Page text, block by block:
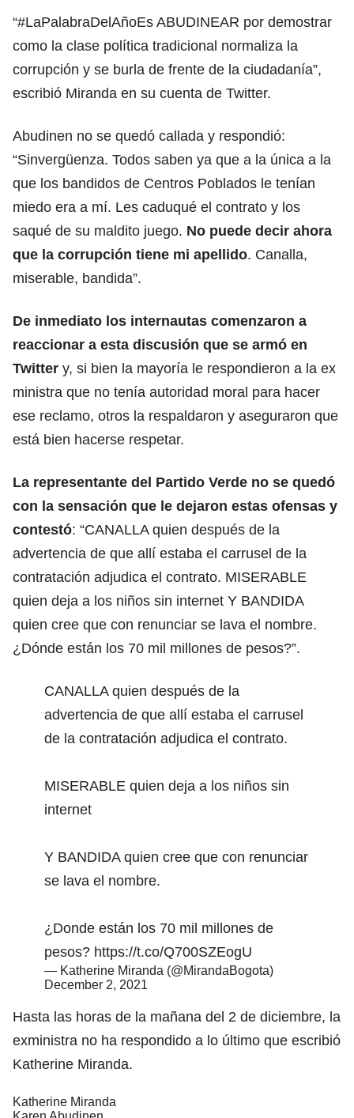
“#LaPalabraDelAñoEs ABUDINEAR por demostrar
como la clase política tradicional normaliza la
corrupción y se burla de frente de la ciudadanía”,
escribió Miranda en su cuenta de Twitter.
Abudinen no se quedó callada y respondió:
“Sinvergüenza. Todos saben ya que a la única a la
que los bandidos de Centros Poblados le tenían
miedo era a mí. Les caduqué el contrato y los
saqué de su maldito juego. No puede decir ahora
que la corrupción tiene mi apellido. Canalla,
miserable, bandida”.
De inmediato los internautas comenzaron a
reaccionar a esta discusión que se armó en
Twitter y, si bien la mayoría le respondieron a la ex
ministra que no tenía autoridad moral para hacer
ese reclamo, otros la respaldaron y aseguraron que
está bien hacerse respetar.
La representante del Partido Verde no se quedó
con la sensación que le dejaron estas ofensas y
contestó: “CANALLA quien después de la
advertencia de que allí estaba el carrusel de la
contratación adjudica el contrato. MISERABLE
quien deja a los niños sin internet Y BANDIDA
quien cree que con renunciar se lava el nombre.
¿Dónde están los 70 mil millones de pesos?”.
CANALLA quien después de la
advertencia de que allí estaba el carrusel
de la contratación adjudica el contrato.
MISERABLE quien deja a los niños sin
internet
Y BANDIDA quien cree que con renunciar
se lava el nombre.
¿Donde están los 70 mil millones de
pesos? https://t.co/Q700SZEogU
— Katherine Miranda (@MirandaBogota)
December 2, 2021
Hasta las horas de la mañana del 2 de diciembre, la
exministra no ha respondido a lo último que escribió
Katherine Miranda.
Katherine Miranda